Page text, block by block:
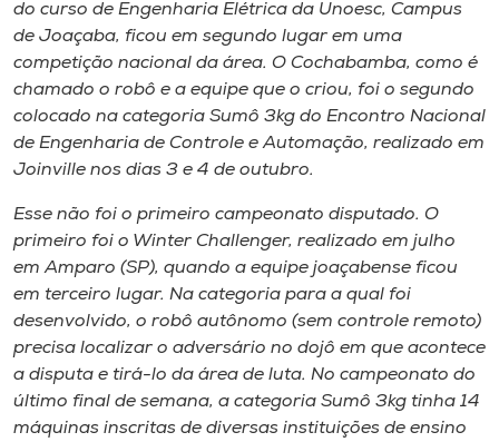
CPA
Biblioteca
Editora
Rádio
Museu
Unoesc
Store
do curso de Engenharia Elétrica da Unoesc, Campus
de Joaçaba, ficou em segundo lugar em uma
competição nacional da área. O Cochabamba, como é
chamado o robô e a equipe que o criou, foi o segundo
colocado na categoria Sumô 3kg do Encontro Nacional
de Engenharia de Controle e Automação, realizado em
Joinville nos dias 3 e 4 de outubro.
Esse não foi o primeiro campeonato disputado. O
primeiro foi o Winter Challenger, realizado em julho
em Amparo (SP), quando a equipe joaçabense ficou
em terceiro lugar. Na categoria para a qual foi
desenvolvido, o robô autônomo (sem controle remoto)
precisa localizar o adversário no dojô em que acontece
a disputa e tirá-lo da área de luta. No campeonato do
último final de semana, a categoria Sumô 3kg tinha 14
máquinas inscritas de diversas instituições de ensino